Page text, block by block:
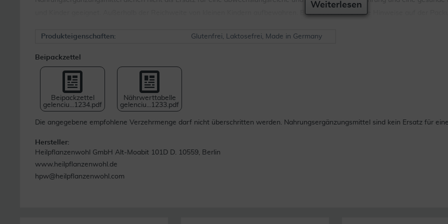
und Kinder geeignet. Außerhalb der Reichweite von kleinen Kindern aufbewahren. Bitte beachten Sie die Hinweise auf der
Weiterlesen
Produkteigenschaften: Glutenfrei, Laktosefrei, Made in Germany
Beipackzettel
Beipackzettel
gelenciu...1234.pdf
Nährwerttabelle
gelenciu...1233.pdf
Die angegebene empfohlene Verzehrmenge darf nicht überschritten werden. Nahrungsergänzungsmittel sind kein Ersatz für
Hersteller:
Heilpflanzenwohl GmbH Alt-Moabit 101D D. 10559, Berlin
www.heilpflanzenwohl.de
hpw@heilpflanzenwohl.com